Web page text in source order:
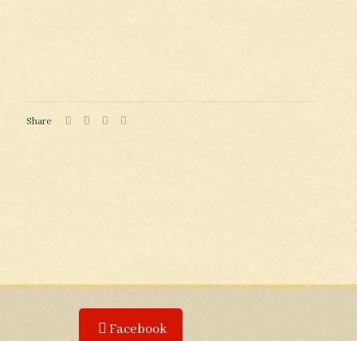
Share
Facebook